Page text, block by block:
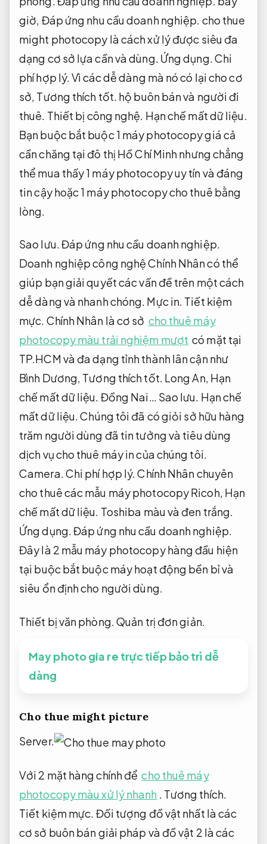
giờ, Đáp ứng nhu cầu doanh nghiệp. cho thue
might photocopy là cách xử lý được siêu đa
dạng cơ sở lựa cần và dùng. Ứng dụng.Chi
phí hợp lý.Vì các dễ dàng mà nó có lại cho cơ
sở, Tương thích tốt. hộ buôn bán và người đi
thuê. Thiết bị công nghệ. Hạn chế mất dữ liệu.
Bạn buộc bắt buộc 1 máy photocopy giá cả
cần chăng tại đô thị Hồ Chí Minh nhưng chẳng
thể mua thấy 1 máy photocopy uy tín và đáng
tin cậy hoặc 1 máy photocopy cho thuê bằng
lòng.
Sao lưu.Đáp ứng nhu cầu doanh nghiệp.
Doanh nghiệp công nghệ Chính Nhân có thể
giúp bạn giải quyết các vấn đề trên một cách
dễ dàng và nhanh chóng. Mực in. Tiết kiệm
mực. Chính Nhân là cơ sở cho thuê máy
photocopy màu trải nghiệm mượt có mặt tại
TP.HCM và đa dạng tỉnh thành lân cận như
Bình Dương, Tương thích tốt. Long An, Hạn
chế mất dữ liệu. Đồng Nai… Sao lưu. Hạn chế
mất dữ liệu.Chúng tôi đã có giỏi sở hữu hàng
trăm người dùng đã tin tưởng và tiêu dùng
dịch vụ cho thuê máy in của chúng tôi.
Camera.Chi phí hợp lý.Chính Nhân chuyên
cho thuê các mẫu máy photocopy Ricoh, Hạn
chế mất dữ liệu. Toshiba màu và đen trắng.
Ứng dụng.Đáp ứng nhu cầu doanh nghiệp.
Đây là 2 mẫu máy photocopy hàng đầu hiện
tại buộc bắt buộc máy hoạt động bền bỉ và
siêu ổn định cho người dùng.
Thiết bị văn phòng. Quản trị đơn giản.
May photo gia re trực tiếp bảo trì dễ
dàng
Cho thue might picture
Server.
Với 2 mặt hàng chính để cho thuê máy
photocopy màu xử lý nhanh . Tương thích.
Tiết kiệm mực. Đối tượng đồ vật nhất là các
cơ sở buôn bán giải pháp và đồ vật 2 là các